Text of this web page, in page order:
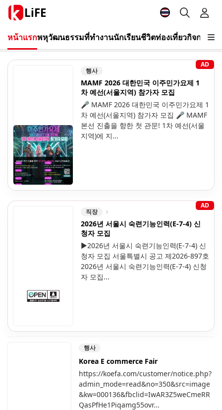
LiFE
หน้าแรกพหุวัฒนธรรมที่ทำงานนักเรียนชีวิตท่องเที่ยวกิจกรรม
AD
행사
MAMF 2026 대한민국 이주민가요제 1
차 예선(서울지역) 참가자 모집
🎤 MAMF 2026 대한민국 이주민가요제 1
차 예선(서울지역) 참가자 모집 🎤 MAMF
본선 진출을 향한 첫 관문! 1차 예선(서울
지역)에 지...
AD
직장
2026년 서울시 숙련기능인력(E-7-4) 신
청자 모집
▶2026년 서울시 숙련기능인력(E-7-4) 신
청자 모집 서울특별시 공고 제2026-897호
2026년 서울시 숙련기능인력(E-7-4) 신청
자 모집...
행사
Korea E commerce Fair
https://koefa.com/customer/notice.php?
admin_mode=read&no=350&src=image
&kw=000136&fbclid=IwAR3Z5weCmeRR
QasPfHe1Piqamg55ovr...